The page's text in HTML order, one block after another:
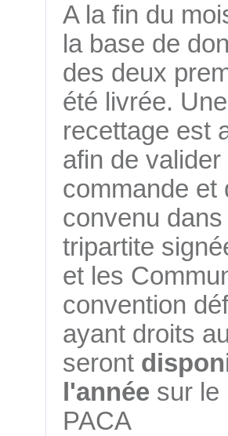
A la fin du
la base de
des deux
été livrée.
recettage est
afin de
commande et
convenu
tripartite
et les
convention
ayant droits
seront
l'annéesur le
PACA